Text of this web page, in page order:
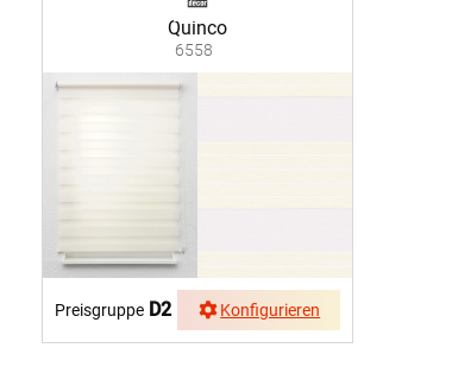
Quinco
6558
Preisgruppe D2 Konfigurieren